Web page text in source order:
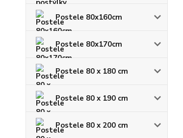
Postele 80x160cm
Postele 80x170cm
Postele 80 x 180 cm
Postele 80 x 190 cm
Postele 80 x 200 cm